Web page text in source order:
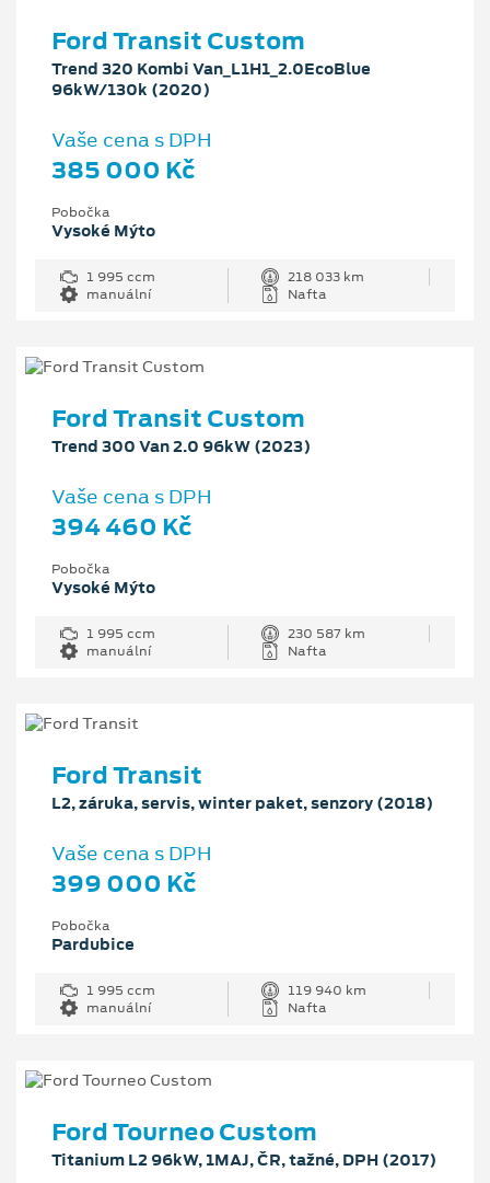
Ford Transit Custom
Trend 320 Kombi Van_L1H1_2.0EcoBlue
96kW/130k (2020)
Vaše cena s DPH
385 000 Kč
Pobočka
Vysoké Mýto
1 995 ccm
218 033 km
manuální
Nafta
Ford Transit Custom
Trend 300 Van 2.0 96kW (2023)
Vaše cena s DPH
394 460 Kč
Pobočka
Vysoké Mýto
1 995 ccm
230 587 km
manuální
Nafta
Ford Transit
L2, záruka, servis, winter paket, senzory (2018)
Vaše cena s DPH
399 000 Kč
Pobočka
Pardubice
1 995 ccm
119 940 km
manuální
Nafta
Ford Tourneo Custom
Titanium L2 96kW, 1MAJ, ČR, tažné, DPH (2017)